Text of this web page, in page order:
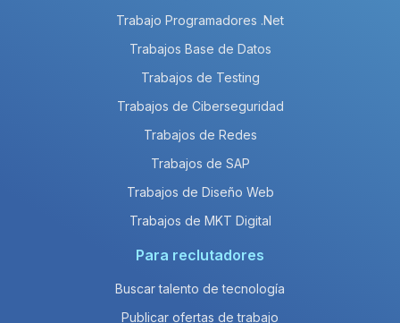
Trabajo Programadores .Net
Trabajos Base de Datos
Trabajos de Testing
Trabajos de Ciberseguridad
Trabajos de Redes
Trabajos de SAP
Trabajos de Diseño Web
Trabajos de MKT Digital
Para reclutadores
Buscar talento de tecnología
Publicar ofertas de trabajo